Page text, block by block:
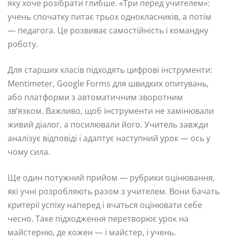
яку хоче розібрати глибше. «Три перед учителем»:
учень спочатку питає трьох однокласників, а потім
— педагога. Це розвиває самостійність і командну
роботу.
Для старших класів підходять цифрові інструменти:
Mentimeter, Google Forms для швидких опитувань,
або платформи з автоматичним зворотним
зв’язком. Важливо, щоб інструменти не замінювали
живий діалог, а посилювали його. Учитель завжди
аналізує відповіді і адаптує наступний урок — ось у
чому сила.
Ще один потужний прийом — рубрики оцінювання,
які учні розробляють разом з учителем. Вони бачать
критерії успіху наперед і вчаться оцінювати себе
чесно. Таке підходження перетворює урок на
майстерню, де кожен — і майстер, і учень.